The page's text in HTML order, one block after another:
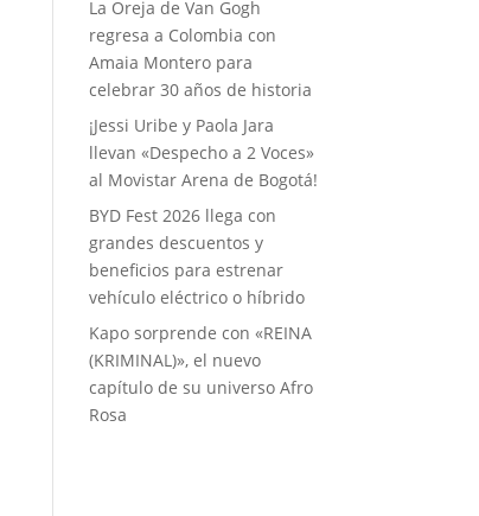
La Oreja de Van Gogh
regresa a Colombia con
Amaia Montero para
celebrar 30 años de historia
¡Jessi Uribe y Paola Jara
llevan «Despecho a 2 Voces»
al Movistar Arena de Bogotá!
BYD Fest 2026 llega con
grandes descuentos y
beneficios para estrenar
vehículo eléctrico o híbrido
Kapo sorprende con «REINA
(KRIMINAL)», el nuevo
capítulo de su universo Afro
Rosa